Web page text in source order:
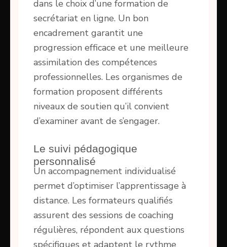
dans le choix d’une formation de
secrétariat en ligne. Un bon
encadrement garantit une
progression efficace et une meilleure
assimilation des compétences
professionnelles. Les organismes de
formation proposent différents
niveaux de soutien qu’il convient
d’examiner avant de s’engager.
Le suivi pédagogique
personnalisé
Un accompagnement individualisé
permet d’optimiser l’apprentissage à
distance. Les formateurs qualifiés
assurent des sessions de coaching
régulières, répondent aux questions
spécifiques et adaptent le rythme